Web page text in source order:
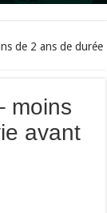
de 2 ans de durée
moins
avant